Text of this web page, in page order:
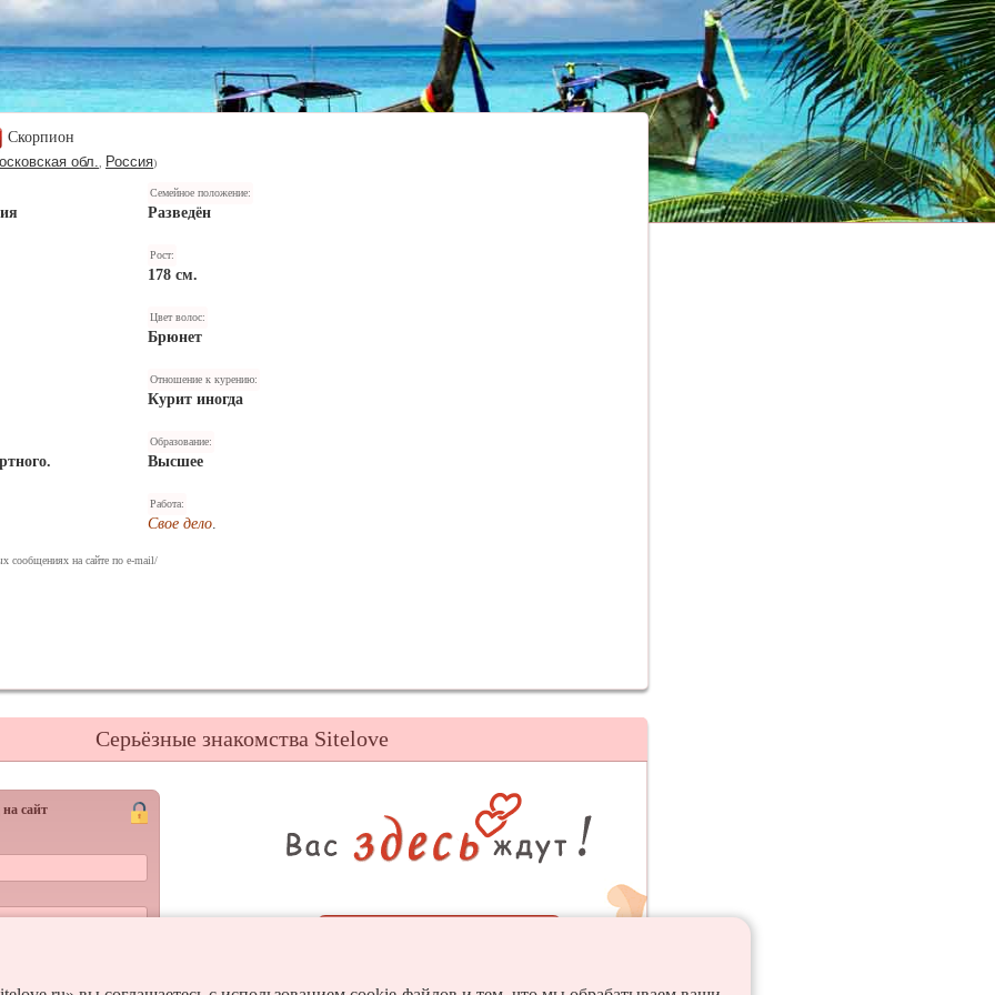
Скорпион
обл. Россия)
Семейное положение:
Разведён
Рост:
178 см.
Цвет волос:
Брюнет
Отношение к курению:
Курит иногда
Образование:
Высшее
Работа:
Свое дело.
сообщениях на сайте по e-mail/
Серьёзные знакомства Sitelove
сайт